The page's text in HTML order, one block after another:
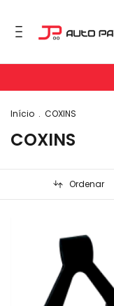
Início . COXINS
COXINS
Ordenar